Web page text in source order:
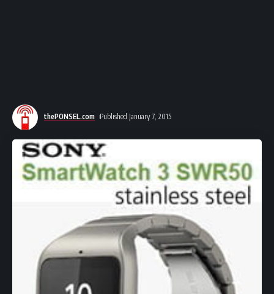
thePONSEL.com Published January 7, 2015